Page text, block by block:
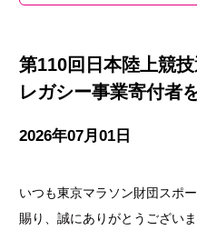
第110回日本陸上競
レガシー事業寄付者
2026年07月01日
いつも東京マラソン財団スポ
賜り、誠にありがとうございま